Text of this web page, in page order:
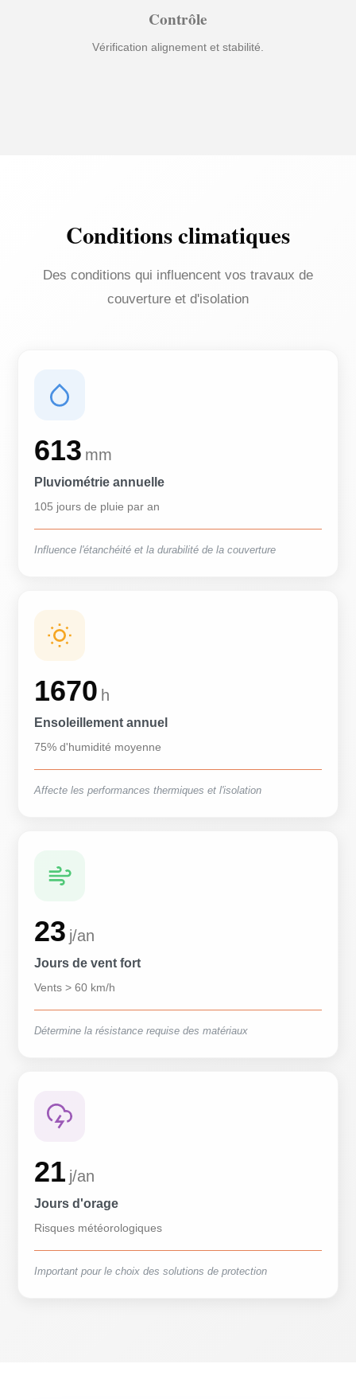
Contrôle
Vérification alignement et stabilité.
Conditions climatiques
Des conditions qui influencent vos travaux de
couverture et d'isolation
613 mm
Pluviométrie annuelle
105 jours de pluie par an
Influence l'étanchéité et la durabilité de la couverture
1670 h
Ensoleillement annuel
75% d'humidité moyenne
Affecte les performances thermiques et l'isolation
23 j/an
Jours de vent fort
Vents > 60 km/h
Détermine la résistance requise des matériaux
21 j/an
Jours d'orage
Risques météorologiques
Important pour le choix des solutions de protection